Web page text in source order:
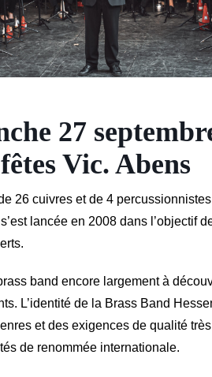
27
Vic. Abens
26 cuivres et de 4
lancée en 2008 dans l’objectif
band encore largement à
L’identité de la Brass Band
et des exigences de qualité
de renommée internationale.